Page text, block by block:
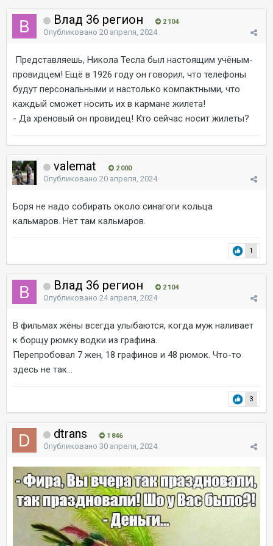
Влад 36 регион 2 104
Опубликовано 20 апреля, 2024
Представляешь, Никола Тесла был настоящим учёным-
провидцем! Ещё в 1926 году он говорил, что телефоны
будут персональными и настолько компактными, что
каждый сможет носить их в кармане жилета!
- Да хреновый он провидец! Кто сейчас носит жилеты?
valemat 2 000
Опубликовано 20 апреля, 2024
Боря не надо собирать около синагоги кольца
кальмаров. Нет там кальмаров.
1
Влад 36 регион 2 104
Опубликовано 24 апреля, 2024
В фильмах жёны всегда улыбаются, когда муж наливает
к борщу рюмку водки из графина.
Перепробовал 7 жен, 18 графинов и 48 рюмок. Что-то
здесь не так...
3
dtrans 1 846
Опубликовано 30 апреля, 2024